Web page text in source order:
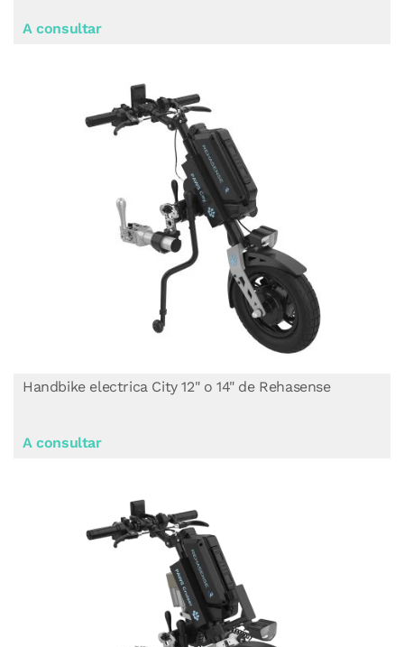
Handbike electrica City 12" o 14" de Rehasense
A consultar
A consultar